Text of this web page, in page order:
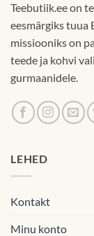
Teebutiik.ee on
eesmärgiks tuua
missiooniks on
teede ja kohvi
gurmaanidele.
LEHED
Kontakt
Minu konto